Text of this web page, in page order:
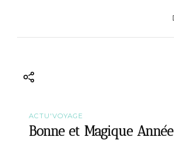
ACTU'VOYAGE
Bonne et Magique